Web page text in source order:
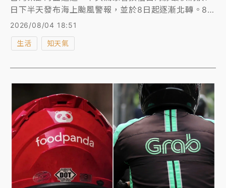
日下半天發布海上颱風警報，並於8日起逐漸北轉。8日
至10日將是颱風最接近台灣、影響最顯著的關鍵期間，
西半部亦有明顯雨勢，而東半部與金門則需防範高溫焚
2026/08/04 18:51
生活 知天氣